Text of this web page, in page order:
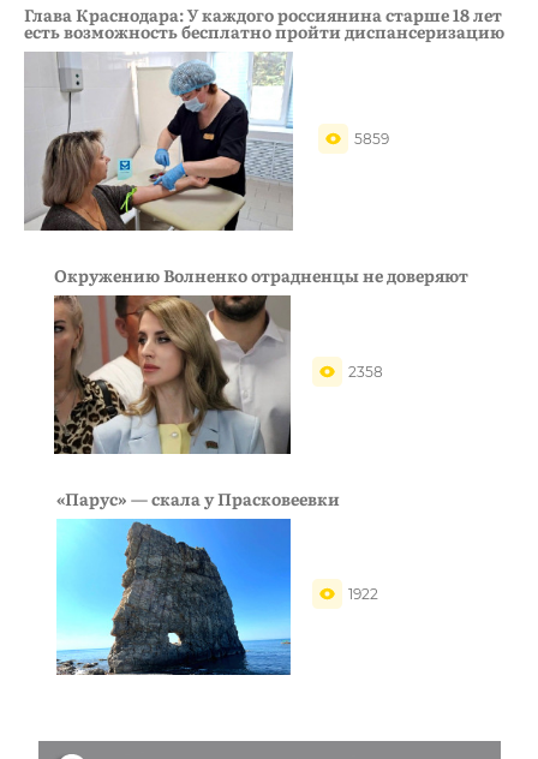
Глава Краснодара: У каждого россиянина старше 18 лет
есть возможность бесплатно пройти диспансеризацию
5859
Окружению Волненко отрадненцы не доверяют
2358
«Парус» — скала у Прасковеевки
1922